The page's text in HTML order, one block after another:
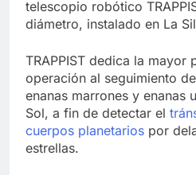
telescopio robótico
diámetro, instalado en La
TRAPPIST dedica la mayor
operación al seguimiento
enanas marrones y enanas
Sol, a fin de detectar el
cuerpos planetarios por
estrellas.